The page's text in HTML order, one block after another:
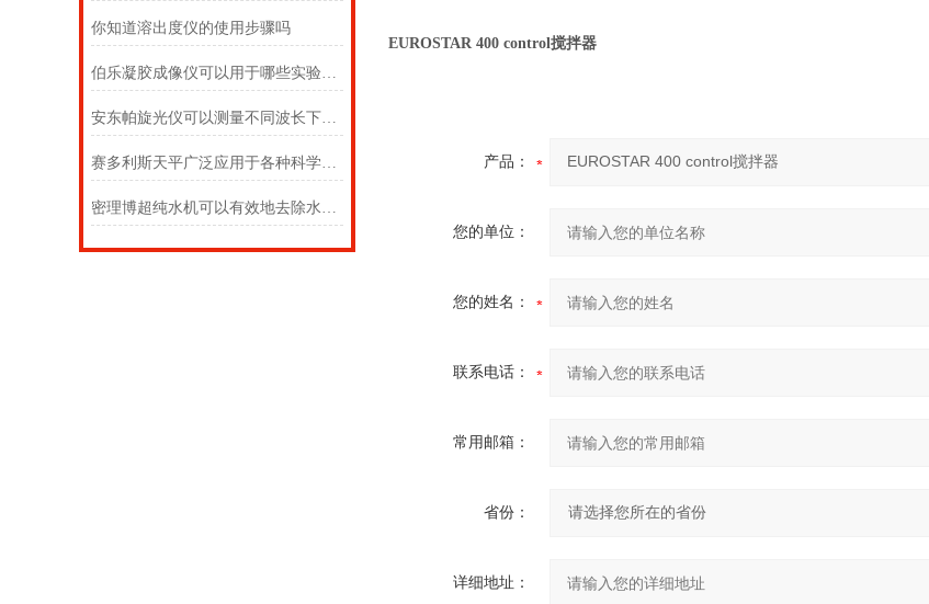
你知道溶出度仪的使用步骤吗
伯乐凝胶成像仪可以用于哪些实验分析情况？
安东帕旋光仪可以测量不同波长下物质的旋光性质
赛多利斯天平广泛应用于各种科学研究和技术领域
密理博超纯水机可以有效地去除水中的各种离子和微生物等杂质
EUROSTAR 400 control搅拌器
产品：
您的单位：
您的姓名：
联系电话：
常用邮箱：
省份：
详细地址：